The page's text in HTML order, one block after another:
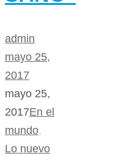
admin
mayo 25,
2017
mayo 25,
2017En el
mundo,
Lo nuevo